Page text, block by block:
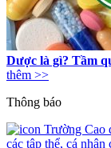
Dược là gì? Tầm
thêm >>
Thông báo
Trường Cao
các tập thể, cá